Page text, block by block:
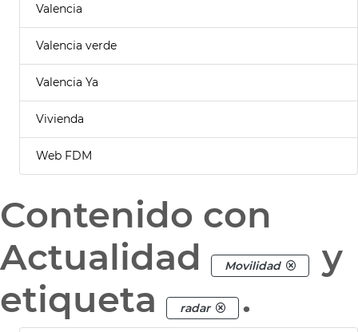
Valencia
Valencia verde
Valencia Ya
Vivienda
Web FDM
Contenido con
Actualidad
Movilidad
y
etiqueta
radar .